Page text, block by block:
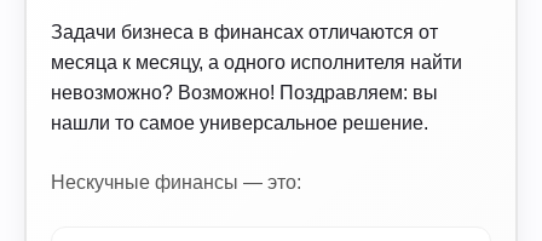
Задачи бизнеса в финансах отличаются от
месяца к месяцу, а одного исполнителя найти
невозможно? Возможно! Поздравляем: вы
нашли то самое универсальное решение.
Нескучные финансы — это: